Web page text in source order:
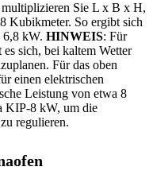
Sie L x B x H,
Kubikmeter. So ergibt sich
kW. HINWEIS: Für
sich, bei kaltem Wetter
Für das oben
einen elektrischen
Leistung von etwa 8
KIP-8 kW, um die
regulieren.